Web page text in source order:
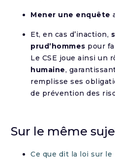
Mener une enquête
Et, en cas d’inaction,
prud’hommes pour
Le CSE joue ainsi un
humaine,
remplisse ses
de prévention des
Sur le même
Ce que dit la loi sur